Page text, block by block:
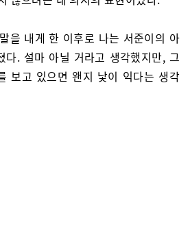
을 내게 한 이후로 나는 서준이의 아
다. 설마 아닐 거라고 생각했지만, 그
보고 있으면 왠지 낯이 익다는 생각